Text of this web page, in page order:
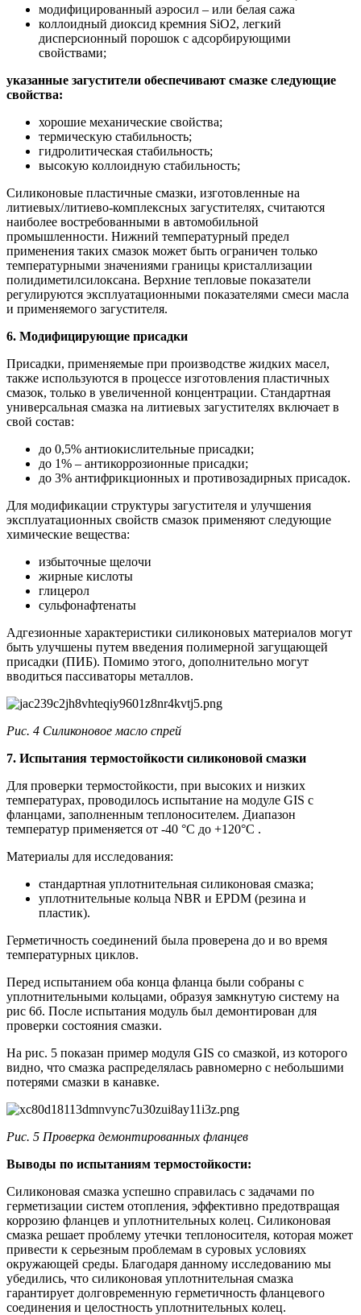
модифицированный аэросил – или белая сажа
коллоидный диоксид кремния SiO2, легкий
дисперсионный порошок с адсорбирующими
свойствами;
указанные загустители обеспечивают смазке следующие
свойства:
хорошие механические свойства;
термическую стабильность;
гидролитическая стабильность;
высокую коллоидную стабильность;
Силиконовые пластичные смазки, изготовленные на
литиевых/литиево-комплексных загустителях, считаются
наиболее востребованными в автомобильной
промышленности. Нижний температурный предел
применения таких смазок может быть ограничен только
температурными значениями границы кристаллизации
полидиметилсилоксана. Верхние тепловые показатели
регулируются эксплуатационными показателями смеси масла
и применяемого загустителя.
6. Модифицирующие присадки
Присадки, применяемые при производстве жидких масел,
также используются в процессе изготовления пластичных
смазок, только в увеличенной концентрации. Стандартная
универсальная смазка на литиевых загустителях включает в
свой состав:
до 0,5% антиокислительные присадки;
до 1% – антикоррозионные присадки;
до 3% антифрикционных и противозадирных присадок.
Для модификации структуры загустителя и улучшения
эксплуатационных свойств смазок применяют следующие
химические вещества:
избыточные щелочи
жирные кислоты
глицерол
сульфонафтенаты
Адгезионные характеристики силиконовых материалов могут
быть улучшены путем введения полимерной загущающей
присадки (ПИБ). Помимо этого, дополнительно могут
вводиться пассиваторы металлов.
Рис. 4 Силиконовое масло спрей
7. Испытания термостойкости силиконовой смазки
Для проверки термостойкости, при высоких и низких
температурах, проводилось испытание на модуле GIS c
фланцами, заполненным теплоносителем. Диапазон
температур применяется от -40 °C до +120°C .
Материалы для исследования:
стандартная уплотнительная силиконовая смазка;
уплотнительные кольца NBR и EPDM (резина и
пластик).
Герметичность соединений была проверена до и во время
температурных циклов.
Перед испытанием оба конца фланца были собраны с
уплотнительными кольцами, образуя замкнутую систему на
рис 6б. После испытания модуль был демонтирован для
проверки состояния смазки.
На рис. 5 показан пример модуля GIS со смазкой, из которого
видно, что смазка распределялась равномерно с небольшими
потерями смазки в канавке.
Рис. 5 Проверка демонтированных фланцев
Выводы по испытаниям термостойкости:
Силиконовая смазка успешно справилась с задачами по
герметизации систем отопления, эффективно предотвращая
коррозию фланцев и уплотнительных колец. Силиконовая
смазка решает проблему утечки теплоносителя, которая может
привести к серьезным проблемам в суровых условиях
окружающей среды. Благодаря данному исследованию мы
убедились, что силиконовая уплотнительная смазка
гарантирует долговременную герметичность фланцевого
соединения и целостность уплотнительных колец.